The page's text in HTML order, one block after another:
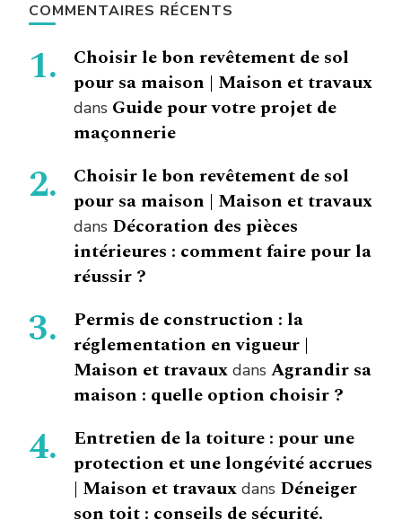
COMMENTAIRES RÉCENTS
Choisir le bon revêtement de sol
pour sa maison | Maison et travaux
dans Guide pour votre projet de
maçonnerie
Choisir le bon revêtement de sol
pour sa maison | Maison et travaux
dans Décoration des pièces
intérieures : comment faire pour la
réussir ?
Permis de construction : la
réglementation en vigueur |
Maison et travaux dans Agrandir sa
maison : quelle option choisir ?
Entretien de la toiture : pour une
protection et une longévité accrues
| Maison et travaux dans Déneiger
son toit : conseils de sécurité.